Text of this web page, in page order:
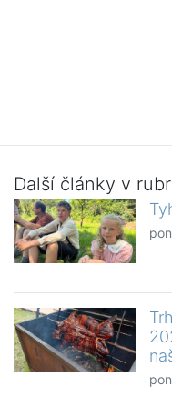
Další články v